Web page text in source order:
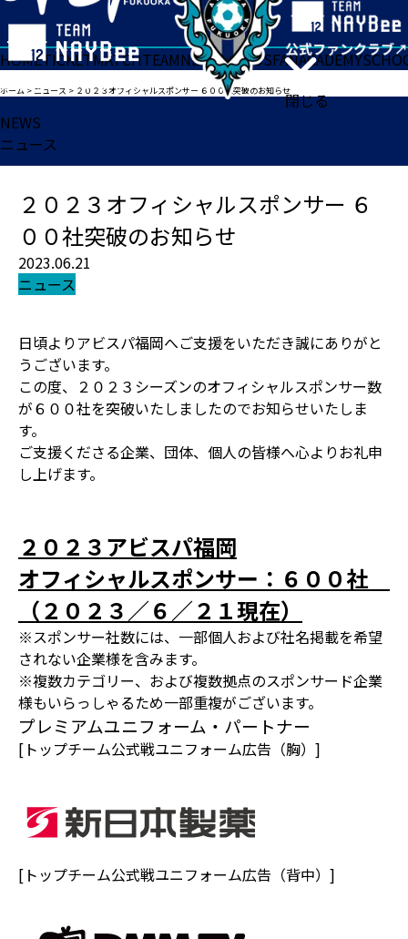
閉じる
HOMETICKETMATCHTEAMNEWSGOODSFANACADEMY
ホーム >ニュース > ２０２３オフィシャルスポンサー ６００社突破のお知らせ
NEWS
ニュース
２０２３オフィシャルスポンサー ６
００社突破のお知らせ
2023.06.21
ニュース
日頃よりアビスパ福岡へご支援をいただき誠にありがと
うございます。
この度、２０２３シーズンのオフィシャルスポンサー数
が６００社を突破いたしましたのでお知らせいたしま
す。
ご支援くださる企業、団体、個人の皆様へ心よりお礼申
し上げます。
２０２３アビスパ福岡
オフィシャルスポンサー：６００社
（２０２３／６／２１現在）
※スポンサー社数には、一部個人および社名掲載を希望
されない企業様を含みます。
※複数カテゴリー、および複数拠点のスポンサード企業
様もいらっしゃるため一部重複がございます。
プレミアムユニフォーム・パートナー
[トップチーム公式戦ユニフォーム広告（胸）]
[トップチーム公式戦ユニフォーム広告（背中）]